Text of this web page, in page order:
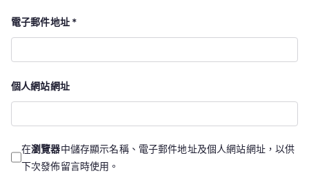
電子郵件地址 *
個人網站網址
在瀏覽器中儲存顯示名稱、電子郵件地址及個人網站網址，以供
下次發佈留言時使用。